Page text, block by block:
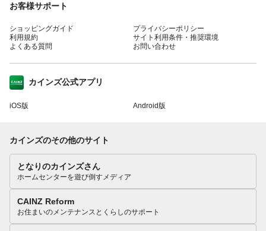
お客様サポート
ショッピングガイド
利用規約
よくある質問
プライバシーポリシー
サイト利用条件・推奨環境
お問い合わせ
カインズ公式アプリ
iOS版 Android版
カインズのその他のサイト
となりのカインズさん
ホームセンターを遊び倒すメディア
CAINZ Reform
お住まいのメンテナンスとくらしのサポート